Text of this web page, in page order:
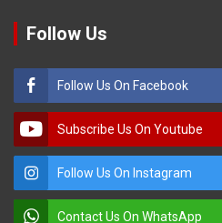
Follow Us
Follow Us On Facebook
Subscribe Us On Youtube
Follow Us On Instagram
Contact Us On WhatsApp